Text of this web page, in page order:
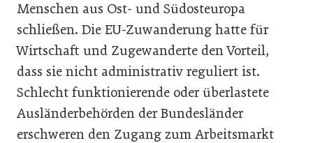
Menschen aus Ost- und Südosteuropa
schließen. Die EU-Zuwanderung hatte für
Wirtschaft und Zugewanderte den Vorteil,
dass sie nicht administrativ reguliert ist.
Schlecht funktionierende oder überlastete
Ausländerbehörden der Bundesländer
erschweren den Zugang zum Arbeitsmarkt